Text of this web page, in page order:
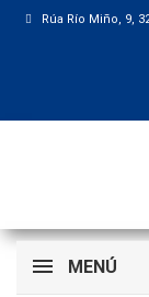
Rúa Río Miño, 9,
MENÚ